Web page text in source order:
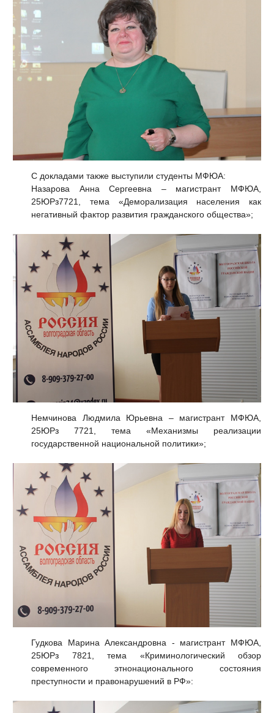
С докладами также выступили студенты МФЮА:
Назарова Анна Сергеевна – магистрант МФЮА,
25ЮРз7721, тема «Деморализация населения как
негативный фактор развития гражданского общества»;
Немчинова Людмила Юрьевна – магистрант МФЮА,
25ЮРз 7721, тема «Механизмы реализации
государственной национальной политики»;
Гудкова Марина Александровна - магистрант МФЮА,
25ЮРз 7821, тема «Криминологический обзор
современного этнонационального состояния
преступности и правонарушений в РФ»: